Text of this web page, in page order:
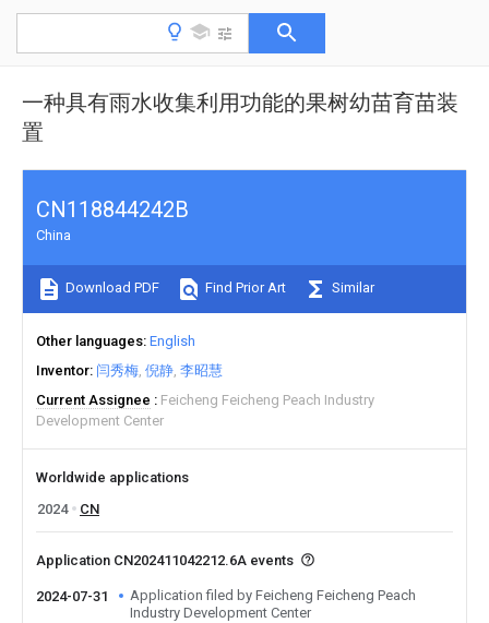
一种具有雨水收集利用功能的果树幼苗育苗装
置
CN118844242B
China
Download PDF Find Prior Art Similar
Other languages English
Inventor 闫秀梅 倪静 李昭慧
Current Assignee
Feicheng Feicheng Peach Industry
Development Center
Worldwide applications
2024
CN
Application CN202411042212.6A events
2024-07-31
Application filed by Feicheng Feicheng Peach
Industry Development Center